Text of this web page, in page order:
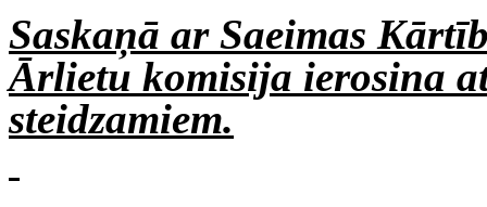
Saskaņā ar Saeimas
Ārlietu komisija ierosina
steidzamiem.